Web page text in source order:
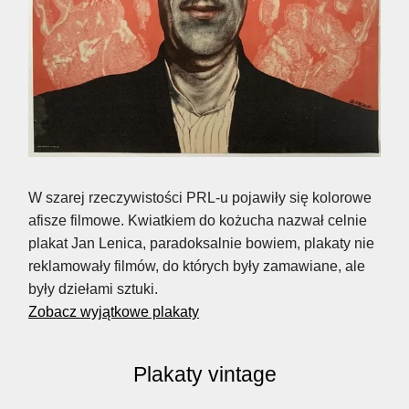
W szarej rzeczywistości PRL-u pojawiły się kolorowe
afisze filmowe. Kwiatkiem do kożucha nazwał celnie
plakat Jan Lenica, paradoksalnie bowiem, plakaty nie
reklamowały filmów, do których były zamawiane, ale
były dziełami sztuki.
Zobacz wyjątkowe plakaty
Plakaty vintage